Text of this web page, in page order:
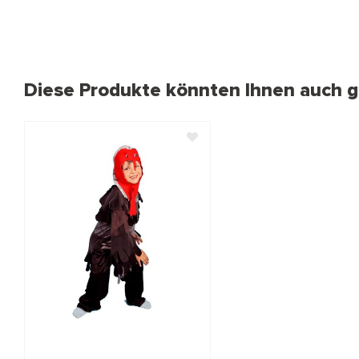
Diese Produkte könnten Ihnen auch